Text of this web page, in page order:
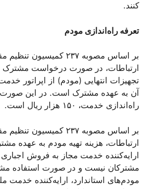
کنند.
تعرفه ‌راه‌اندازی مودم
بر اساس مصوبه ۲۳۷ کمیسیون
ارتباطات، در صورت درخواست مشترک
تجهیزات انتهایی (مودم) از اپراتور
آن به عهده مشترک است. در این
‌راه‌اندازی خدمت، ۱۵۰ هزار ریال است.
بر اساس مصوبه ۲۳۷ کمیسیون
ارتباطات، هزینه تهیه مودم به عهده
ارایه‌کننده خدمت مجاز به فروش
مشترکان نیست و در صورت استفاده
مودم‌های استاندارد، ارایه‌کننده خدمت